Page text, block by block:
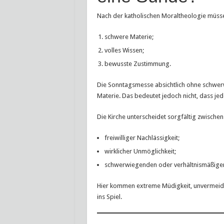
Nach der katholischen Moraltheologie
schwere Materie;
volles Wissen;
bewusste Zustimmung.
Die Sonntagsmesse absichtlich ohne
Materie. Das bedeutet jedoch nicht, dass
Die Kirche unterscheidet sorgfältig
freiwilliger Nachlässigkeit;
wirklicher Unmöglichkeit;
schwerwiegenden oder
Hier kommen extreme Müdigkeit,
ins Spiel.